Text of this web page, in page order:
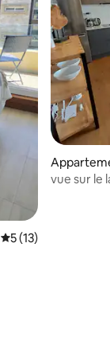
Note moyenne de 5
5 (13)
vue sur le